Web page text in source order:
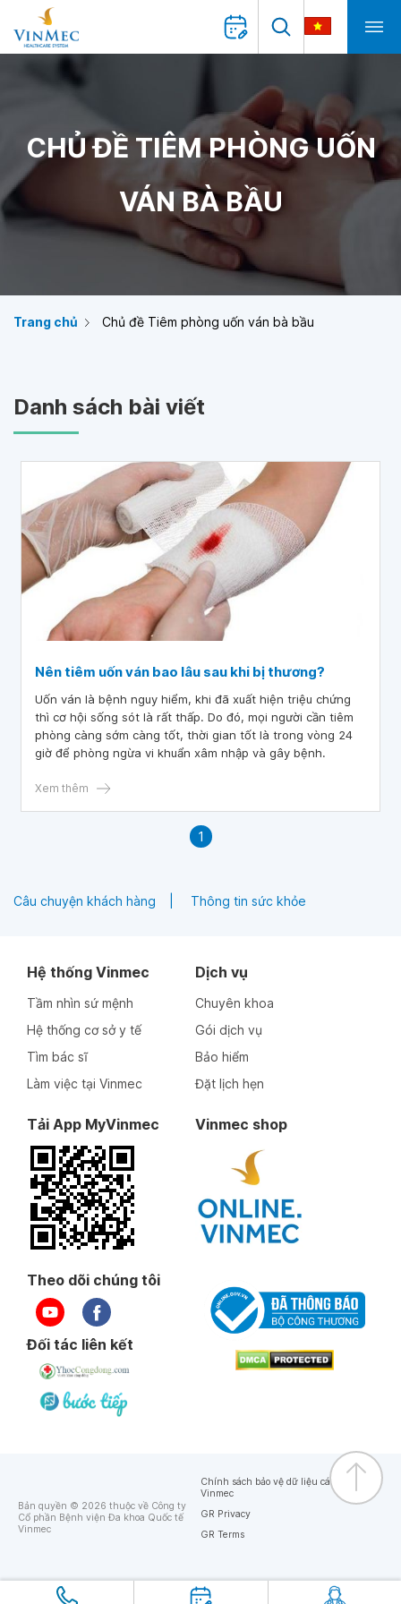
CHỦ ĐỀ TIÊM PHÒNG UỐN
VÁN BÀ BẦU
Trang chủ Chủ đề Tiêm phòng uốn ván bà bầu
Danh sách bài viết
Nên tiêm uốn ván bao lâu sau khi bị thương?
Uốn ván là bệnh nguy hiểm, khi đã xuất hiện triệu chứng
thì cơ hội sống sót là rất thấp. Do đó, mọi người cần tiêm
phòng càng sớm càng tốt, thời gian tốt là trong vòng 24
giờ để phòng ngừa vi khuẩn xâm nhập và gây bệnh.
Xem thêm
1
Câu chuyện khách hàng Thông tin sức khỏe
Hệ thống Vinmec
Tầm nhìn sứ mệnh
Hệ thống cơ sở y tế
Tìm bác sĩ
Làm việc tại Vinmec
Dịch vụ
Chuyên khoa
Gói dịch vụ
Bảo hiểm
Đặt lịch hẹn
Tải App MyVinmec Vinmec shop
Theo dõi chúng tôi
Đối tác liên kết
Bản quyền © 2026 thuộc về Công ty
Cổ phần Bệnh viện Đa khoa Quốc tế
Vinmec
Chính sách bảo vệ dữ liệu cá nhân của
Vinmec
GR Privacy
GR Terms